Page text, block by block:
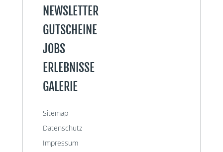
NEWSLETTER
GUTSCHEINE
JOBS
ERLEBNISSE
GALERIE
Sitemap
Datenschutz
Impressum